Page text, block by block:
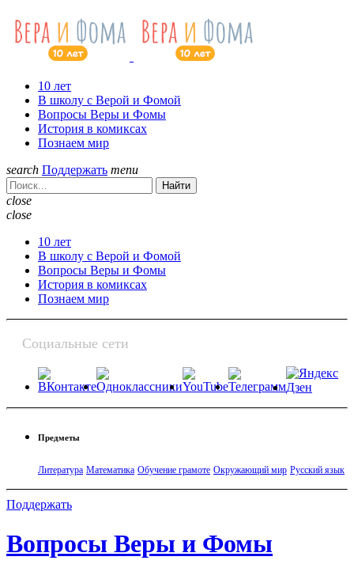
10 лет
В школу с Верой и Фомой
Вопросы Веры и Фомы
История в комиксах
Познаем мир
search Поддержать menu
Найти
close
close
10 лет
В школу с Верой и Фомой
Вопросы Веры и Фомы
История в комиксах
Познаем мир
Социальные сети
Предметы
Литература Математика Обучение грамоте Окружающий мир Русский язык
Поддержать
Вопросы Веры и Фомы